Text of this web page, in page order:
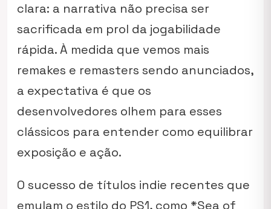
clara: a narrativa não precisa ser
sacrificada em prol da jogabilidade
rápida. À medida que vemos mais
remakes e remasters sendo anunciados,
a expectativa é que os
desenvolvedores olhem para esses
clássicos para entender como equilibrar
exposição e ação.
O sucesso de títulos indie recentes que
emulam o estilo do PS1, como *Sea of